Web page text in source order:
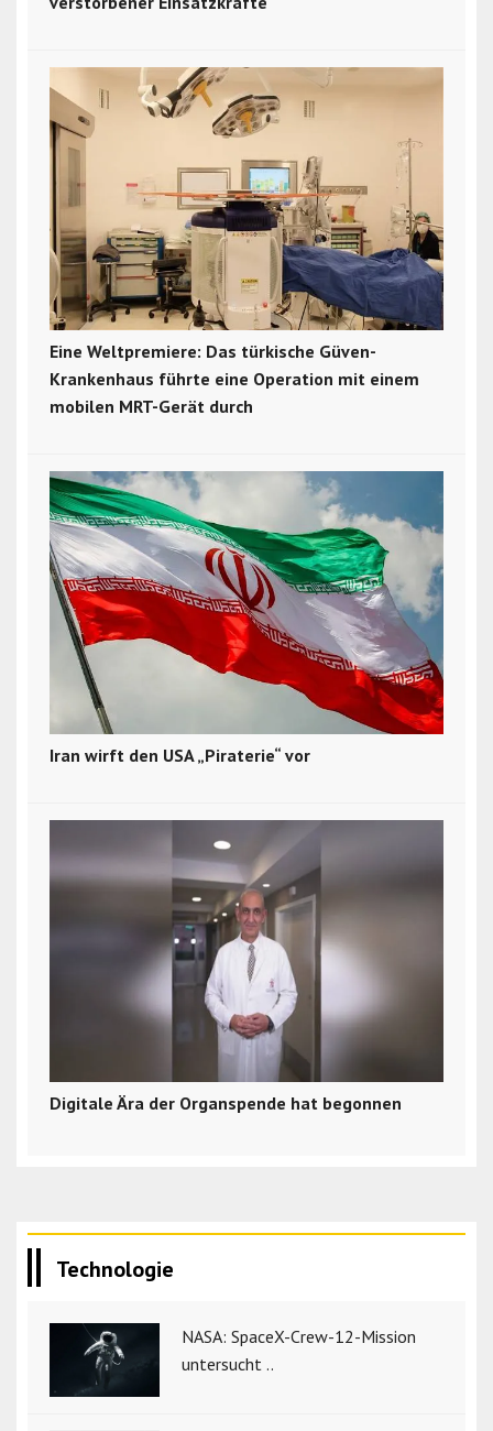
Eine Weltpremiere: Das türkische Güven-
Krankenhaus führte eine Operation mit einem
mobilen MRT-Gerät durch
Iran wirft den USA „Piraterie“ vor
Digitale Ära der Organspende hat begonnen
Technologie
NASA: SpaceX-Crew-12-Mission
untersucht ..